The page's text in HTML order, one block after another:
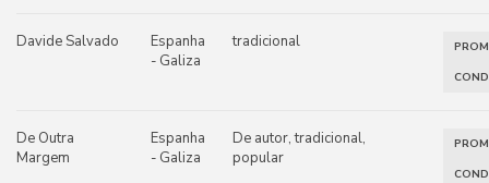
Davide Salvado
Espanha
- Galiza
tradicional
De Outra
Margem
Espanha
- Galiza
De autor, tradicional,
popular